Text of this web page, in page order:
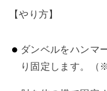
【やり方】
ダンベルをハンマ
り固定します。（